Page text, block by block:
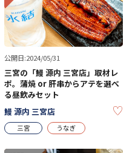
KEEP
公開日:2024/05/31
三宮の「鰻 源内 三宮店」取材レ
ポ。蒲焼 or 肝串からアテを選べ
る昼飲みセット
鰻 源内 三宮店
三宮 うなぎ